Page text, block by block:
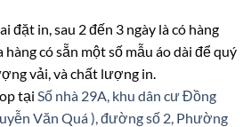
đặt in, sau 2 đến 3 ngày là có hàng
hàng có sẵn một số mẫu áo dài để quý
vải, và chất lượng in.
tại Số nhà 29A, khu dân cư Đồng
Văn Quá ), đường số 2, Phường